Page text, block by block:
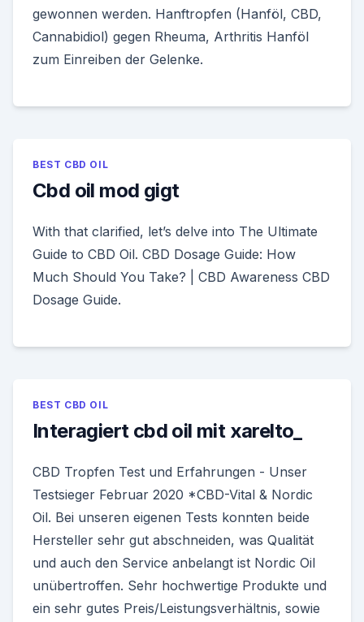
gewonnen werden. Hanftropfen (Hanföl, CBD,
Cannabidiol) gegen Rheuma, Arthritis Hanföl
zum Einreiben der Gelenke.
BEST CBD OIL
Cbd oil mod gigt
With that clarified, let’s delve into The Ultimate
Guide to CBD Oil. CBD Dosage Guide: How
Much Should You Take? | CBD Awareness CBD
Dosage Guide.
BEST CBD OIL
Interagiert cbd oil mit xarelto_
CBD Tropfen Test und Erfahrungen - Unser
Testsieger Februar 2020 *CBD-Vital & Nordic
Oil. Bei unseren eigenen Tests konnten beide
Hersteller sehr gut abschneiden, was Qualität
und auch den Service anbelangt ist Nordic Oil
unübertroffen. Sehr hochwertige Produkte und
ein sehr gutes Preis/Leistungsverhältnis, sowie